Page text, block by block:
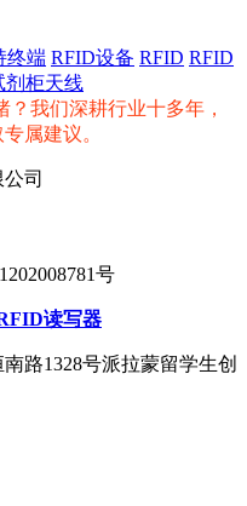
终端 RFID设备 RFID RFID
剂柜天线
我们深耕行业十多年，
属建议。
司
号
读写器
路1328号派拉蒙留学生创